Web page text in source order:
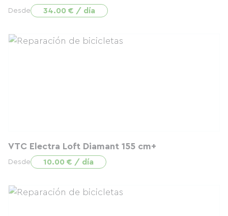
Desde 34.00 € / día
VTC Electra Loft Diamant 155 cm+
Desde 10.00 € / día